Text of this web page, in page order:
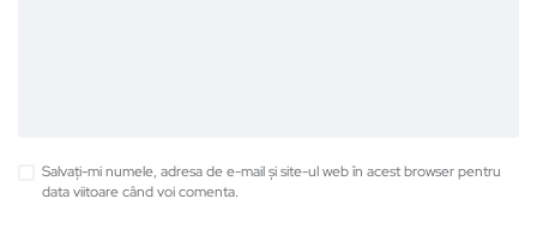
Salvați-mi numele, adresa de e-mail și site-ul web în acest browser pentru
data viitoare când voi comenta.